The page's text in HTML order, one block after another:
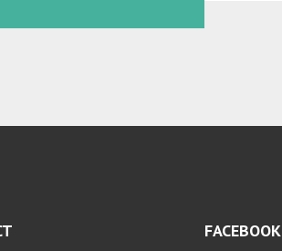
FACEBOOK